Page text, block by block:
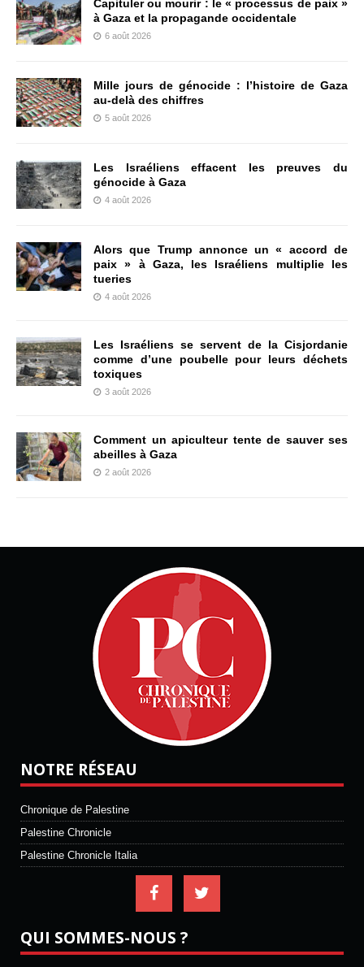
Capituler ou mourir : le « processus de paix »
à Gaza et la propagande occidentale
6 août 2026
Mille jours de génocide : l’histoire de Gaza
au-delà des chiffres
5 août 2026
Les Israéliens effacent les preuves du
génocide à Gaza
4 août 2026
Alors que Trump annonce un « accord de
paix » à Gaza, les Israéliens multiplie les
tueries
4 août 2026
Les Israéliens se servent de la Cisjordanie
comme d’une poubelle pour leurs déchets
toxiques
3 août 2026
Comment un apiculteur tente de sauver ses
abeilles à Gaza
2 août 2026
NOTRE RÉSEAU
Chronique de Palestine
Palestine Chronicle
Palestine Chronicle Italia
QUI SOMMES-NOUS ?